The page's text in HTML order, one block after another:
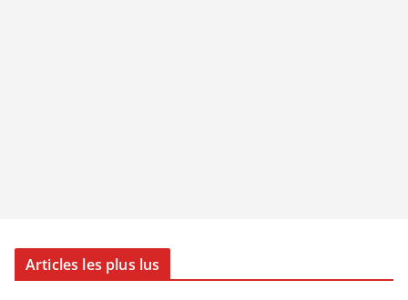
Articles les plus lus